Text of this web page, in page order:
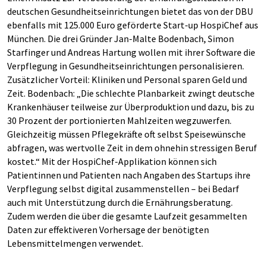
deutschen Gesundheitseinrichtungen bietet das von der DBU
ebenfalls mit 125.000 Euro geförderte Start-up HospiChef aus
München. Die drei Gründer Jan-Malte Bodenbach, Simon
Starfinger und Andreas Hartung wollen mit ihrer Software die
Verpflegung in Gesundheitseinrichtungen personalisieren.
Zusätzlicher Vorteil: Kliniken und Personal sparen Geld und
Zeit. Bodenbach: „Die schlechte Planbarkeit zwingt deutsche
Krankenhäuser teilweise zur Überproduktion und dazu, bis zu
30 Prozent der portionierten Mahlzeiten wegzuwerfen.
Gleichzeitig müssen Pflegekräfte oft selbst Speisewünsche
abfragen, was wertvolle Zeit in dem ohnehin stressigen Beruf
kostet.“ Mit der HospiChef-Applikation können sich
Patientinnen und Patienten nach Angaben des Startups ihre
Verpflegung selbst digital zusammenstellen – bei Bedarf
auch mit Unterstützung durch die Ernährungsberatung.
Zudem werden die über die gesamte Laufzeit gesammelten
Daten zur effektiveren Vorhersage der benötigten
Lebensmittelmengen verwendet.